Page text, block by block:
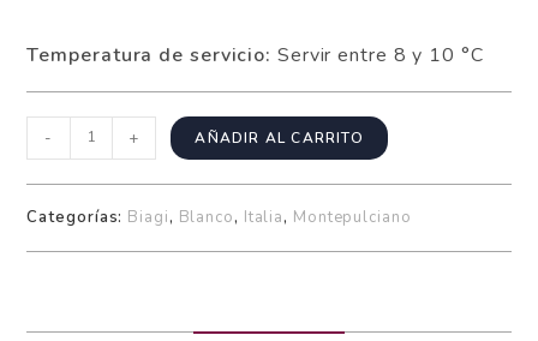
Temperatura de servicio: Servir entre 8 y 10 °C
- + AÑADIR AL CARRITO
Categorías: Biagi, Blanco, Italia, Montepulciano